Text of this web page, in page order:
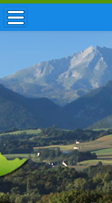
ACCUEIL /
MUNICIPALITÉ
VIE LOCALE
ENFANCE
TOURISME
HISTOIRE